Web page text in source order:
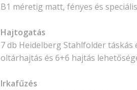
B1 méretig matt, fényes és
Hajtogatás
7 db Heidelberg Stahlfolder
oltárhajtás és 6+6 hajtás
Irkafűzés